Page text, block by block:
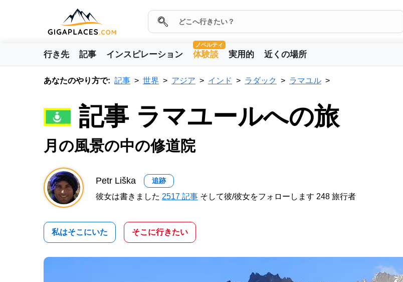
行き先 記事 インスピレーション
ノベルティ
体験談 実用的 近くの場所
あなたのやり方で: 記事 世界 アジア インド ラダック ラマユル
記事 ラマユールへの旅
月の風景の中の修道院
Petr Liška 追跡
彼女は書きました 2517 記事 そして彼/彼女をフォローします 248 旅行者
私はそこにいた そこに行きたい